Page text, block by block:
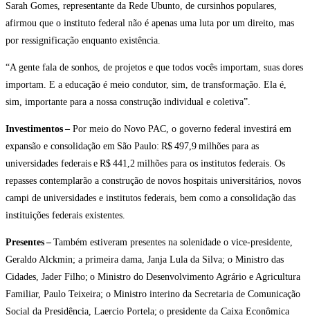
Sarah Gomes, representante da Rede Ubunto, de cursinhos populares,
afirmou que o instituto federal não é apenas uma luta por um direito, mas
por ressignificação enquanto existência.
“A gente fala de sonhos, de projetos e que todos vocês importam, suas dores
importam. E a educação é meio condutor, sim, de transformação. Ela é,
sim, importante para a nossa construção individual e coletiva”.
Investimentos – Por meio do Novo PAC, o governo federal investirá em
expansão e consolidação em São Paulo: R$ 497,9 milhões para as
universidades federais e R$ 441,2 milhões para os institutos federais. Os
repasses contemplarão a construção de novos hospitais universitários, novos
campi de universidades e institutos federais, bem como a consolidação das
instituições federais existentes.
Presentes – Também estiveram presentes na solenidade o vice-presidente,
Geraldo Alckmin; a primeira dama, Janja Lula da Silva; o Ministro das
Cidades, Jader Filho; o Ministro do Desenvolvimento Agrário e Agricultura
Familiar, Paulo Teixeira; o Ministro interino da Secretaria de Comunicação
Social da Presidência, Laercio Portela; o presidente da Caixa Econômica